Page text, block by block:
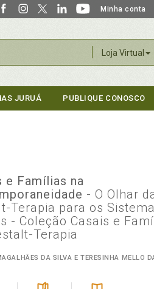
Minha conta
Loja Virtual
JURUÁ PUBLIQUE CONOSCO
e Famílias na
- O Olhar
Terapia para os
- Coleção Casais e
Terapia
DA SILVA E TERESINHA MELLO